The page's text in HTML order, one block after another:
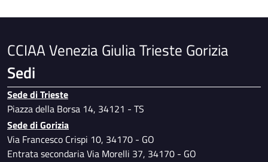
CCIAA Venezia Giulia Trieste Gorizia
Sedi
Sede di Trieste
Piazza della Borsa 14, 34121 - TS
Sede di Gorizia
Via Francesco Crispi 10, 34170 - GO
Entrata secondaria Via Morelli 37, 34170 - GO